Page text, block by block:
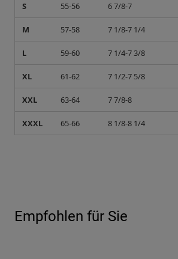
S 55-56 6 7/8-7
M 57-58 7 1/8-7 1/4
L 59-60 7 1/4-7 3/8
XL 61-62 7 1/2-7 5/8
XXL 63-64 7 7/8-8
XXXL 65-66 8 1/8-8 1/4
Empfohlen für Sie